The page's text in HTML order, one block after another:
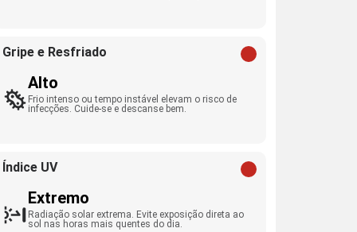
Gripe e Resfriado
Alto
Frio intenso ou tempo instável elevam o risco de
infecções. Cuide-se e descanse bem.
Índice UV
Extremo
Radiação solar extrema. Evite exposição direta ao
sol nas horas mais quentes do dia.